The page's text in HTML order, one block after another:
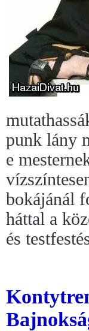
punk lány
e
bokájánál
háttal a
és